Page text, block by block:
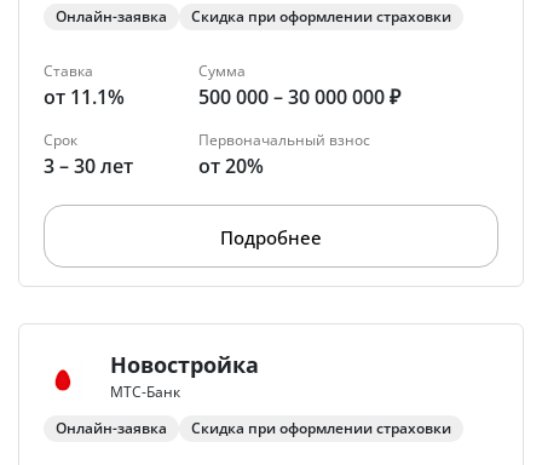
Онлайн-заявка
Скидка при оформлении страховки
Ставка
от 11.1%
Сумма
500 000 – 30 000 000 ₽
Срок
3 – 30 лет
Первоначальный взнос
от 20%
Подробнее
Новостройка
МТС-Банк
Онлайн-заявка
Скидка при оформлении страховки